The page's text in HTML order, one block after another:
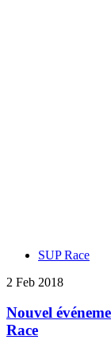
SUP Race
2 Feb 2018
Nouvel
Race